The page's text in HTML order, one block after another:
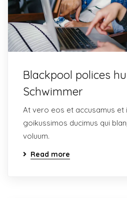
Blackpool polices
Schwimmer
At vero eos et accusamus et
goikussimos ducimus qui
voluum.
Read more